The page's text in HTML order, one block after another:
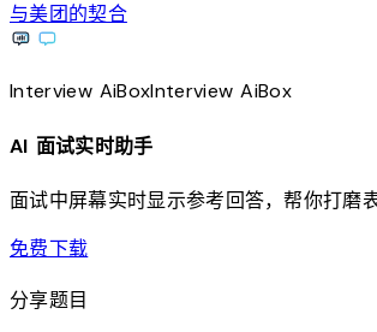
与美团的契合
Interview AiBoxInterviewAiBox
AI 面试实时助手
面试中屏幕实时显示参考回答，帮你打磨表
免费下载download
分享题目